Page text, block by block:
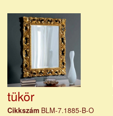
tükör
Cikkszám BLM-7.1885-B-O